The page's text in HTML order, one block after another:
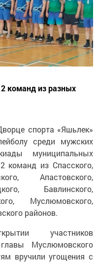
команд из разных
спорта «Яшьлек»
среди мужских
муниципальных
команд из Спасского,
Апастовского,
Бавлинского,
Муслюмовского,
районов.
участников
Муслюмовского
вручили угощения с